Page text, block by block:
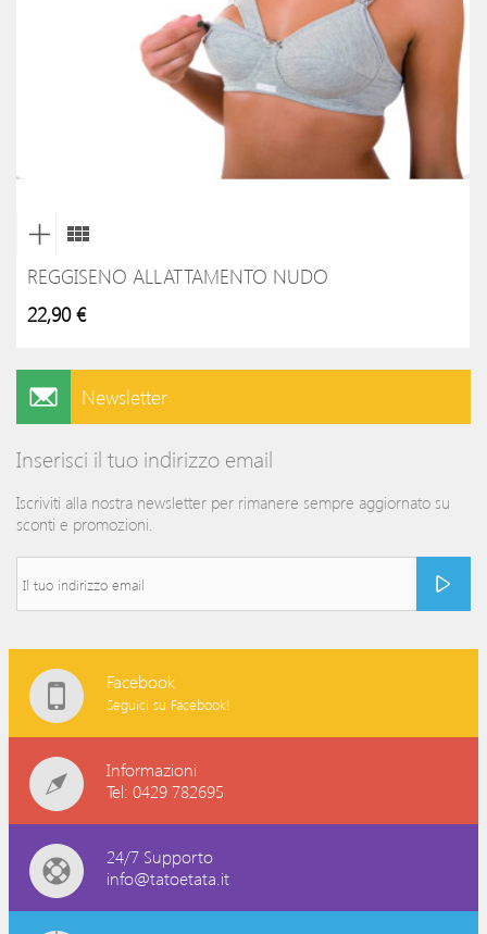
REGGISENO ALLATTAMENTO NUDO
22,90 €
Newsletter
Inserisci il tuo indirizzo email
Iscriviti alla nostra newsletter per rimanere sempre aggiornato su
sconti e promozioni.
Facebook
Seguici su Facebook!
Informazioni
Tel: 0429 782695
24/7 Supporto
info@tatoetata.it